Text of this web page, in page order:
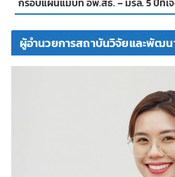
ผู้อำนวยการสถาบันวิจัยและพัฒน